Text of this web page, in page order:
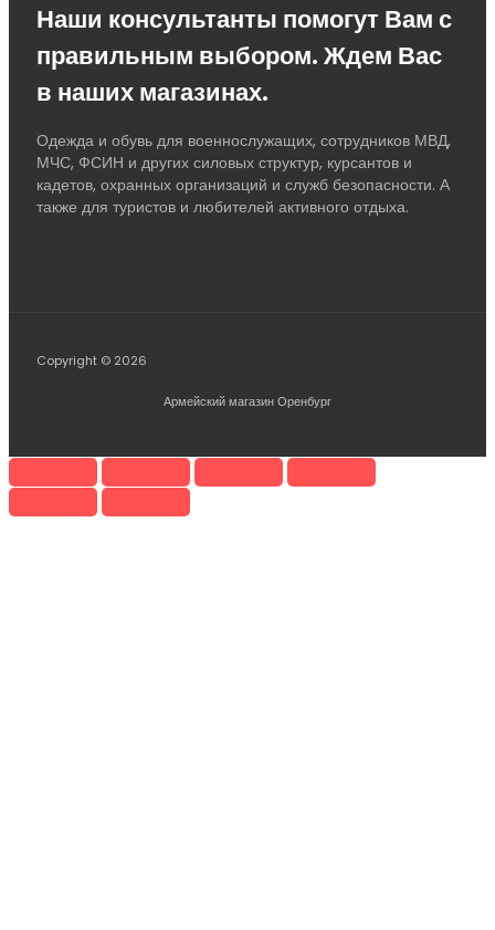
Наши консультанты помогут Вам с
правильным выбором. Ждем Вас
в наших магазинах.
Одежда и обувь для военнослужащих, сотрудников МВД,
МЧС, ФСИН и других силовых структур, курсантов и
кадетов, охранных организаций и служб безопасности. А
также для туристов и любителей активного отдыха.
Copyright © 2026
Армейский магазин Оренбург